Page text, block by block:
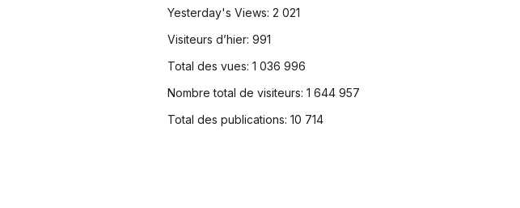
Yesterday's Views: 2 021
Visiteurs d’hier: 991
Total des vues: 1 036 996
Nombre total de visiteurs: 1 644 957
Total des publications: 10 714